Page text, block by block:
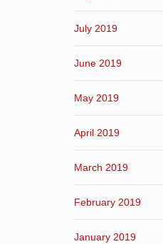
July 2019
June 2019
May 2019
April 2019
March 2019
February 2019
January 2019